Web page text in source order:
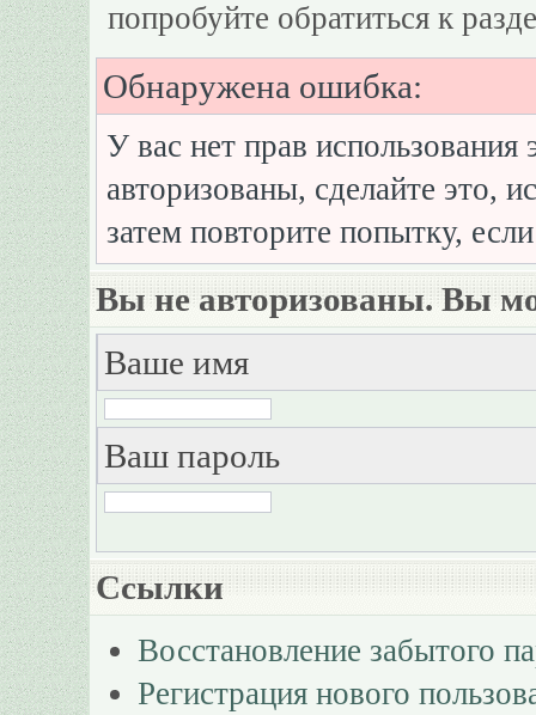
попробуйте обратиться к
Обнаружена ошибка:
У вас нет прав
авторизованы, сделайте это,
затем повторите попытку,
Вы не авторизованы. Вы
Ваше имя
Ваш пароль
Ссылки
Восстановление забытого
Регистрация нового